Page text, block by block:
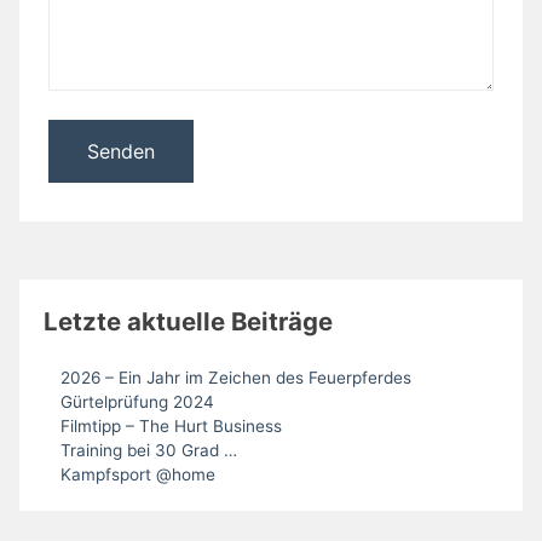
Letzte aktuelle Beiträge
2026 – Ein Jahr im Zeichen des Feuerpferdes
Gürtelprüfung 2024
Filmtipp – The Hurt Business
Training bei 30 Grad …
Kampfsport @home